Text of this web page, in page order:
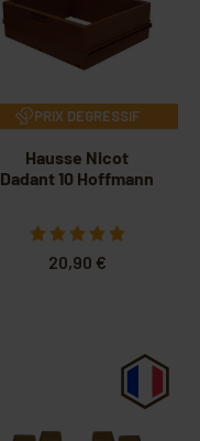
PRIX DEGRESSIF
Hausse Nicot
Dadant 10 Hoffmann
20,90 €